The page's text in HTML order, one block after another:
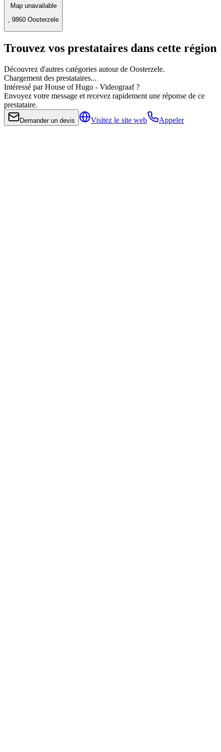
Map unavailable
, 9860 Oosterzele
Trouvez vos prestataires dans cette région
Découvrez d'autres catégories autour de Oosterzele.
Chargement des prestataires...
Intéressé par House of Hugo - Videograaf ?
Envoyez votre message et recevez rapidement une réponse de ce
prestataire.
Demander un devis Visitez le site web Appeler